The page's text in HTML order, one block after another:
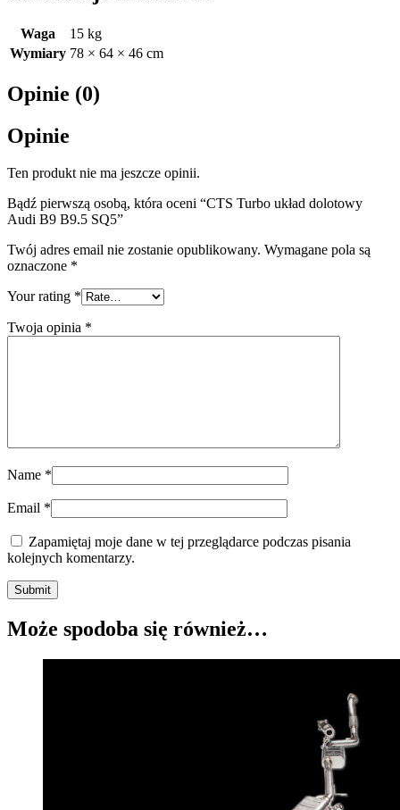
Waga
15 kg
Wymiary 78 × 64 × 46 cm
Opinie (0)
Opinie
Ten produkt nie ma jeszcze opinii.
Bądź pierwszą osobą, która oceni “CTS Turbo układ dolotowy
Audi B9 B9.5 SQ5”
Twój adres email nie zostanie opublikowany. Wymagane pola są
oznaczone *
Your rating *
Twoja opinia *
Name *
Email *
Zapamiętaj moje dane w tej przeglądarce podczas pisania
kolejnych komentarzy.
Submit
Może spodoba się również…